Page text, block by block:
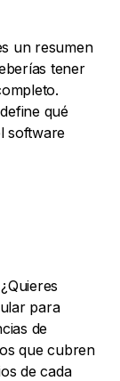
un resumen
tener
qué
software
¿Quieres
para
de
que cubren
de cada